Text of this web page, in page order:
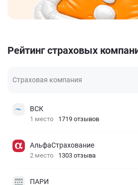
Рейтинг страховых
Страховая компания
ВСК
1 место 1719 отзывов
АльфаСтрахование
2 место 1303 отзыва
ПАРИ